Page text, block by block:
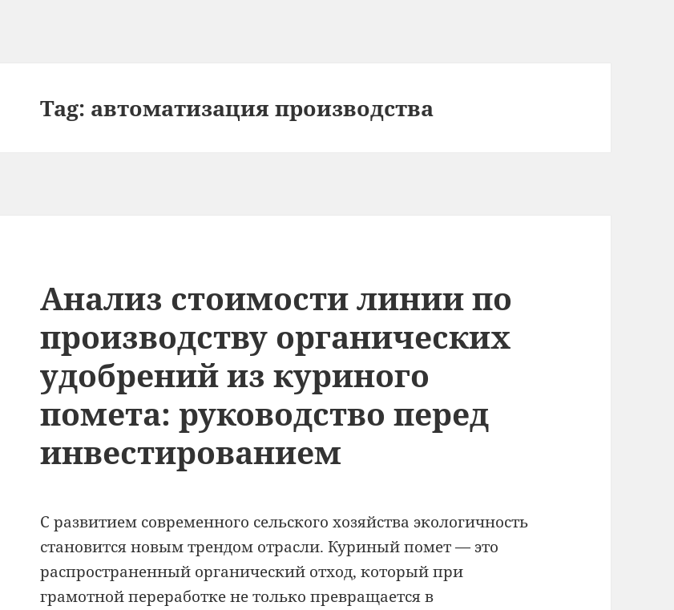
Tag: автоматизация производства
Анализ стоимости линии по
производству органических
удобрений из куриного
помета: руководство перед
инвестированием
С развитием современного сельского хозяйства экологичность
становится новым трендом отрасли. Куриный помет — это
распространенный органический отход, который при
грамотной переработке не только превращается в